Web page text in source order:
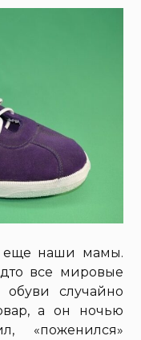
еще наши мамы.
все мировые
обуви случайно
а он ночью
«поженился»